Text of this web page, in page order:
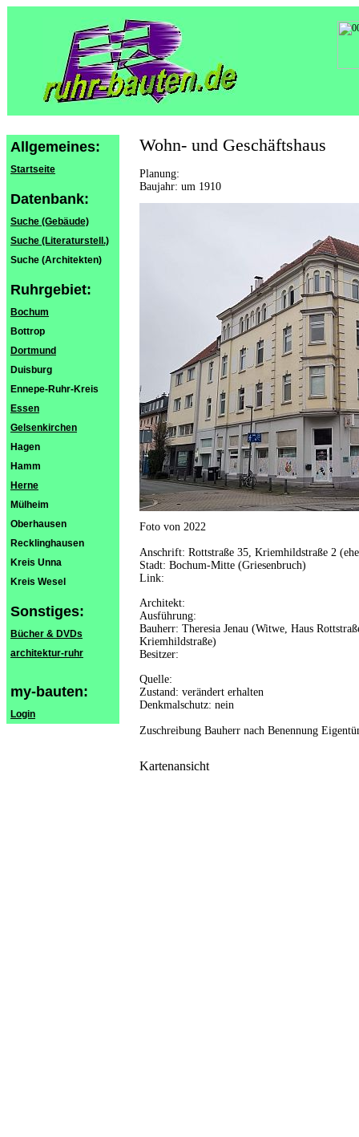
Allgemeines:
Startseite
Datenbank:
Suche (Gebäude)
Suche (Literaturstell.)
Suche (Architekten)
Ruhrgebiet:
Bochum
Bottrop
Dortmund
Duisburg
Ennepe-Ruhr-Kreis
Essen
Gelsenkirchen
Hagen
Hamm
Herne
Mülheim
Oberhausen
Recklinghausen
Kreis Unna
Kreis Wesel
Sonstiges:
Bücher & DVDs
architektur-ruhr
my-bauten:
Login
Wohn- und Geschäftshaus
Planung:
Baujahr: um 1910
Foto von 2022
Anschrift: Rottstraße 35, Kriemhildstraße 2
Stadt: Bochum-Mitte (Griesenbruch)
Link:
Architekt:
Ausführung:
Bauherr: Theresia Jenau (Witwe, Haus
Kriemhildstraße)
Besitzer:
Quelle:
Zustand: verändert erhalten
Denkmalschutz: nein
Zuschreibung Bauherr nach Benennung
Kartenansicht